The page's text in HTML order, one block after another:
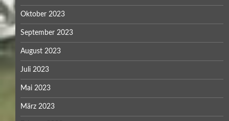
Oktober 2023
September 2023
August 2023
Juli 2023
Mai 2023
März 2023